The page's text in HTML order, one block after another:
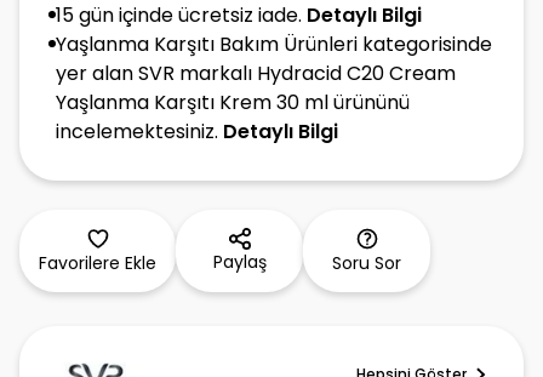
15 gün içinde ücretsiz iade. Detaylı Bilgi
Yaşlanma Karşıtı Bakım Ürünleri kategorisinde
yer alan SVR markalı Hydracid C20 Cream
Yaşlanma Karşıtı Krem 30 ml ürününü
incelemektesiniz. Detaylı Bilgi
Favorilere Ekle Paylaş Soru Sor